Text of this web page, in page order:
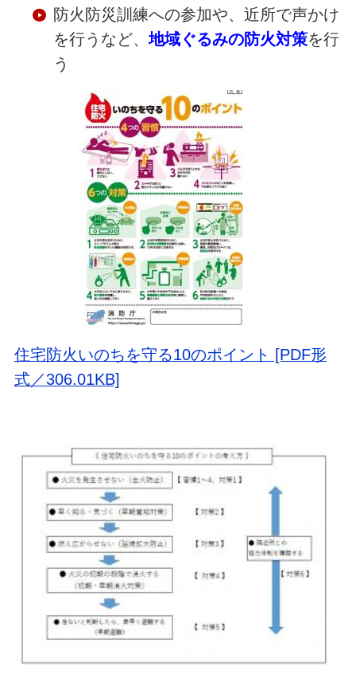
防火防災訓練への参加や、近所で声かけ
を行うなど、地域ぐるみの防火対策を行
う
住宅防火いのちを守る10のポイント [PDF形
式／306.01KB]